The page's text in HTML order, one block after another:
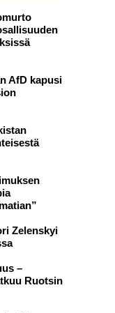
AfD kapusi
Zelenskyi
–
Ruotsin